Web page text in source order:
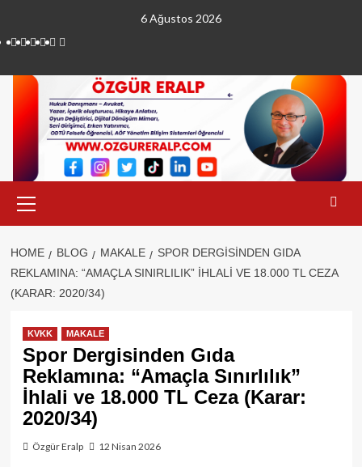
content
6 Ağustos 2026
linkedin
instagram
facebook
twitter
tiktokyoutube
Menu
HOME BLOG MAKALE
SPOR DERGISINDEN GIDA
REKLAMINA: “AMAÇLA SINIRLILIK” İHLALI VE 18.000 TL CEZA
(KARAR: 2020/34)
KVKK MAKALE
Spor Dergisinden Gıda
Reklamına: “Amaçla Sınırlılık”
İhlali ve 18.000 TL Ceza (Karar:
2020/34)
Özgür Eralp 12 Nisan 2026